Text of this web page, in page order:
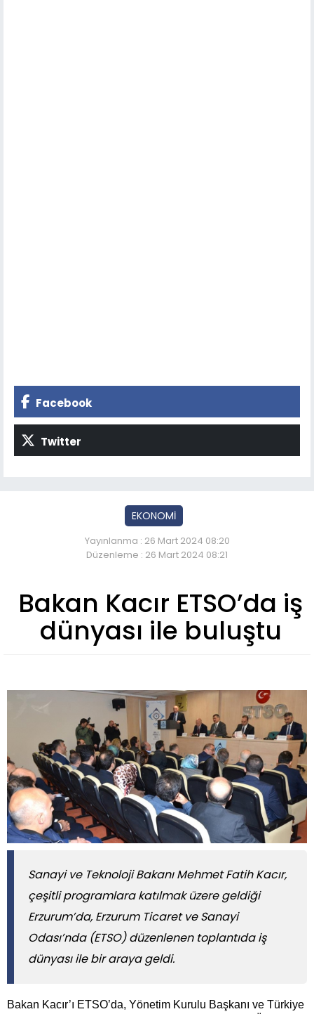
Facebook
Twitter
EKONOMİ
Yayınlanma : 26 Mart 2024 08:20
Düzenleme : 26 Mart 2024 08:21
Bakan Kacır ETSO’da iş
dünyası ile buluştu
​​​​​​​Sanayi ve Teknoloji Bakanı Mehmet Fatih Kacır,
çeşitli programlara katılmak üzere geldiği
Erzurum’da, Erzurum Ticaret ve Sanayi
Odası’nda (ETSO) düzenlenen toplantıda iş
dünyası ile bir araya geldi.
Bakan Kacır’ı ETSO’da, Yönetim Kurulu Başkanı ve Türkiye